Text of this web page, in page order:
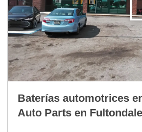
Baterías automotrices
Auto Parts en